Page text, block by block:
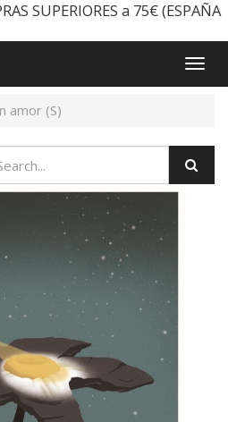
SUPERIORES a 75€ (ESPAÑA
amor (S)